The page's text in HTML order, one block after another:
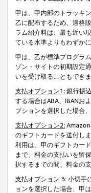
甲は、甲内部のトラッキ
乙に配布するため、適格
ラム紹介料は、最も近い
ている水準よりもわずか
甲は、乙が標準プログラ
ゾン・サイトの初期設定
いを受け取ることもでき
支払オプション1: 銀行振
する場合はABA、IBANお
プションを選択した場合
支払オプション2:
のギフトカードを送付し
利用は、甲のギフトカー
まで、料金の支払いを留
択するまでの間、料金の
支払オプション 3: 小切手
ョンを選択した場合、甲